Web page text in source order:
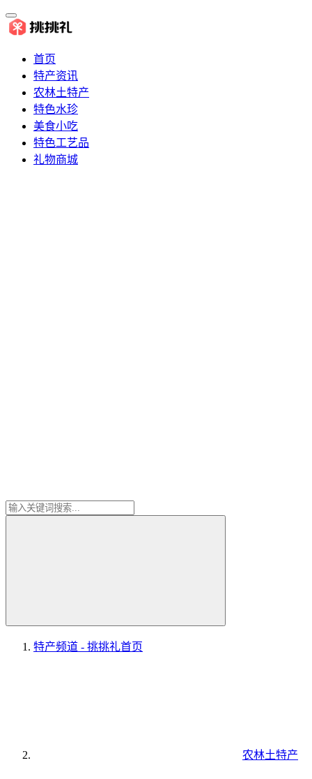
首页
特产资讯
农林土特产
特色水珍
美食小吃
特色工艺品
礼物商城
特产频道 - 挑挑礼首页
农林土特产